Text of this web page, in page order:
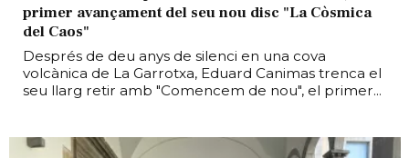
primer avançament del seu nou disc "La Còsmica
del Caos"
Després de deu anys de silenci en una cova
volcànica de La Garrotxa, Eduard Canimas trenca el
seu llarg retir amb "Comencem de nou", el primer...